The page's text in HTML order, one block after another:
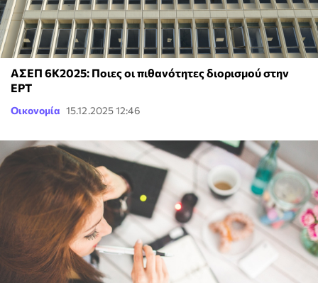
ΑΣΕΠ 6Κ2025: Ποιες οι πιθανότητες διορισμού στην
ΕΡΤ
Οικονομία 15.12.2025 12:46